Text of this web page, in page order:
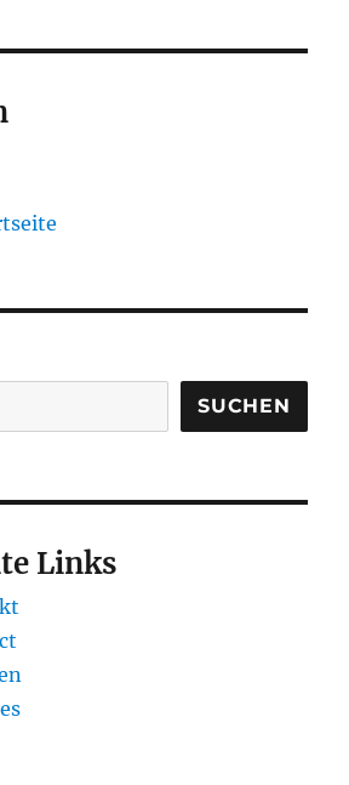
SUCHEN
Links